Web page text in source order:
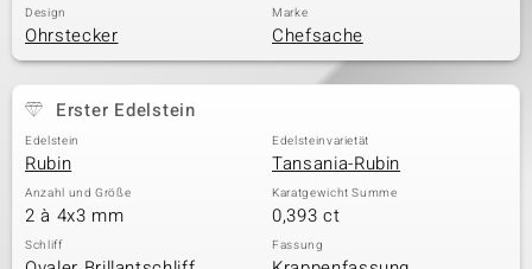
Design
Ohrstecker
Marke
Chefsache
Erster Edelstein
Edelstein
Rubin
Edelsteinvarietät
Tansania-Rubin
Anzahl und Größe
2 à 4x3 mm
Karatgewicht Summe
0,393 ct
Schliff Fassung